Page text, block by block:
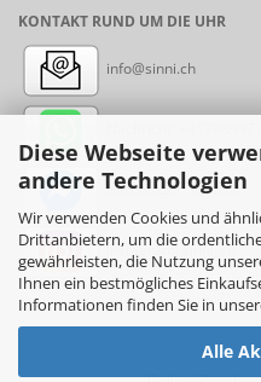
Diese Webseite
andere Technologien
Wir verwenden Cookies und
Drittanbietern, um die
gewährleisten, die Nutzung
Ihnen ein bestmögliches
Informationen finden Sie in
Alle
KONTAKT RUND UM DIE UHR
info@sinni.ch
Messenger: sinni.ch
Instagram: sinni_ch